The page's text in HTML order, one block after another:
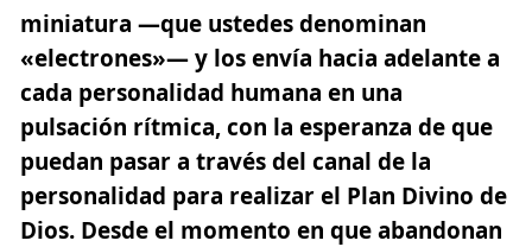
miniatura —que ustedes denominan
«electrones»— y los envía hacia adelante a
cada personalidad humana en una
pulsación rítmica, con la esperanza de que
puedan pasar a través del canal de la
personalidad para realizar el Plan Divino de
Dios. Desde el momento en que abandonan